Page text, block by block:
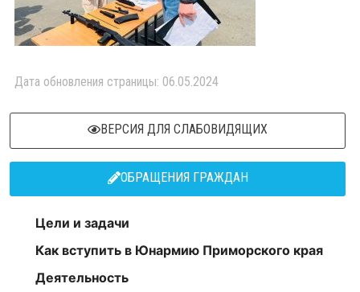
Дата обновления страницы: 06.05.2024
ВЕРСИЯ ДЛЯ СЛАБОВИДЯЩИХ
ОБРАЩЕНИЯ ГРАЖДАН
Цели и задачи
Как вступить в Юнармию Приморского края
Деятельность